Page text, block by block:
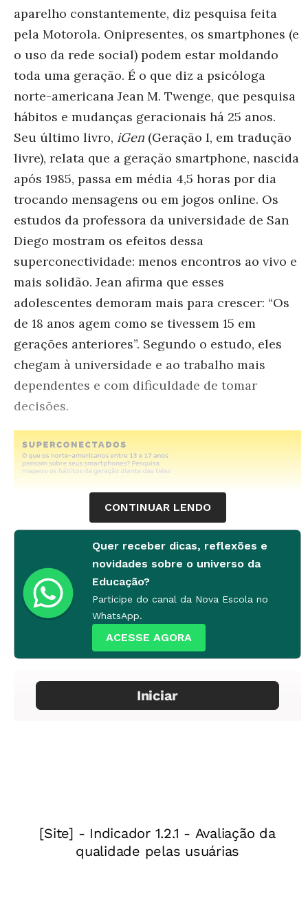
aparelho constantemente, diz pesquisa feita
pela Motorola. Onipresentes, os smartphones (e
o uso da rede social) podem estar moldando
toda uma geração. É o que diz a psicóloga
norte-americana Jean M. Twenge, que pesquisa
hábitos e mudanças geracionais há 25 anos.
Seu último livro, iGen (Geração I, em tradução
livre), relata que a geração smartphone, nascida
após 1985, passa em média 4,5 horas por dia
trocando mensagens ou em jogos online. Os
estudos da professora da universidade de San
Diego mostram os efeitos dessa
superconectividade: menos encontros ao vivo e
mais solidão. Jean afirma que esses
adolescentes demoram mais para crescer: “Os
de 18 anos agem como se tivessem 15 em
gerações anteriores”. Segundo o estudo, eles
chegam à universidade e ao trabalho mais
dependentes e com dificuldade de tomar
decisões.
CONTINUAR LENDO
Quer receber dicas, reflexões e
novidades sobre o universo da
Educação?
Participe do canal da Nova Escola no
WhatsApp.
ACESSE AGORA